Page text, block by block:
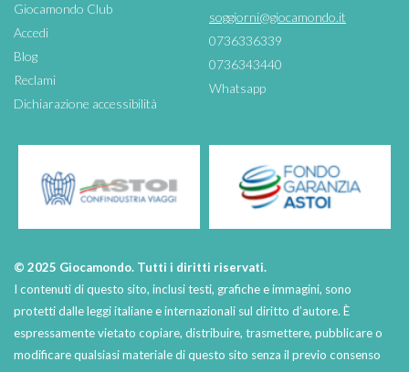
Giocamondo Club
Accedi
Blog
Reclami
Dichiarazione accessibilità
soggiorni@giocamondo.it
0736336339
0736343440
Whatsapp
© 2025 Giocamondo. Tutti i diritti riservati.
I contenuti di questo sito, inclusi testi, grafiche e immagini, sono
protetti dalle leggi italiane e internazionali sul diritto d’autore. È
espressamente vietato copiare, distribuire, trasmettere, pubblicare o
modificare qualsiasi materiale di questo sito senza il previo consenso